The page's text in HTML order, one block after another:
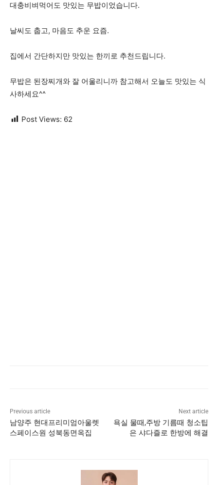
대충비벼먹어도 맛있는 무밥이었습니다.
날씨도 춥고, 마음도 추운 요즘.
집에서 간단하지만 맛있는 한끼로 추천드립니다.
무밥은 된장찌개와 잘 어울리니까 참고해서 오늘도 맛있는 식
사하세요^^
Post Views: 62
Previous article
남양주 현대프리미엄아울렛
스페이스원 성북동면옥집
Next article
욕실 물때,주방 기름때 청소팁
은 샤다즐로 한방에 해결